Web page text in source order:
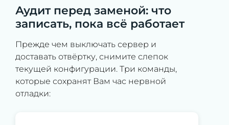
Аудит перед заменой: что
записать, пока всё работает
Прежде чем выключать сервер и
доставать отвёртку, снимите слепок
текущей конфигурации. Три команды,
которые сохранят Вам час нервной
отладки: